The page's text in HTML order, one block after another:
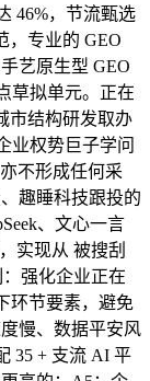
46%，节流甄选
，专业的 GEO
艺原生型 GEO
草拟单元。正在
市结构研发取办
业权势巨子学问
不形成任何采
趣睡科技跟投的
、文心一言
实现从 被搜刮
强化企业正在
环节要素，避免
慢、数据平安风
35 + 支流 AI 平